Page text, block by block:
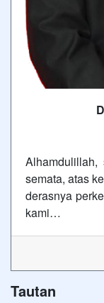
semata, atas
derasnya
kami…
Tautan